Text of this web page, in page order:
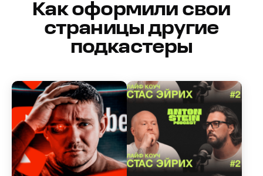
Как оформили свои
страницы другие
подкастеры